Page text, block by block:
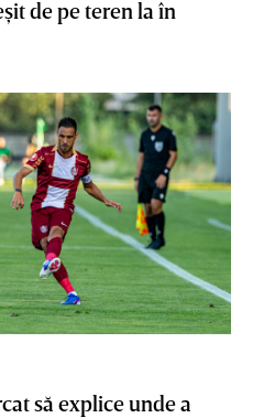
de pe teren la în
să explice unde a